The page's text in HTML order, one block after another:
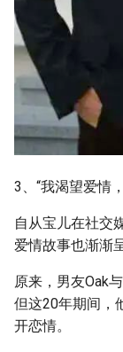
3、“我渴望爱情
自从宝儿在社交
爱情故事也渐渐
原来，男友Oak
但这20年期间，
开恋情。